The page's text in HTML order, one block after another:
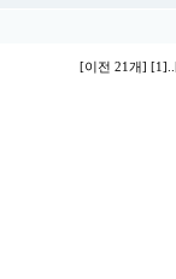
[이전 21개] [1]